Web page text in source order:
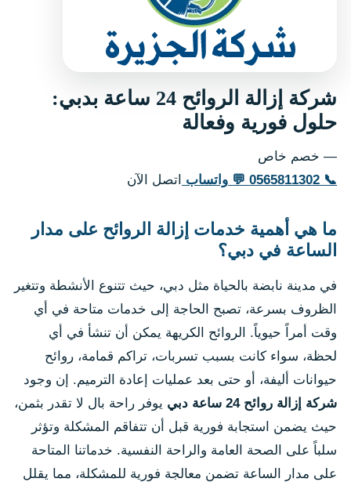
شركة إزالة الروائح 24 ساعة بدبي:
حلول فورية وفعالة
— خصم خاص
📞
0565811302
💬 واتساب اتصل الآن
ما هي أهمية خدمات إزالة الروائح على مدار
الساعة في دبي؟
في مدينة نابضة بالحياة مثل دبي، حيث تتنوع الأنشطة وتتغير
الظروف بسرعة، تصبح الحاجة إلى خدمات متاحة في أي
وقت أمراً حيوياً. الروائح الكريهة يمكن أن تنشأ في أي
لحظة، سواء كانت بسبب تسربات، تراكم قمامة، روائح
حيوانات أليفة، أو حتى بعد عمليات إعادة الترميم. إن وجود
شركة إزالة روائح 24 ساعة دبي
يوفر راحة بال لا تقدر بثمن،
حيث يضمن استجابة فورية قبل أن تتفاقم المشكلة وتؤثر
سلباً على الصحة العامة والراحة النفسية. خدماتنا المتاحة
على مدار الساعة تضمن معالجة فورية للمشكلة، مما يقلل